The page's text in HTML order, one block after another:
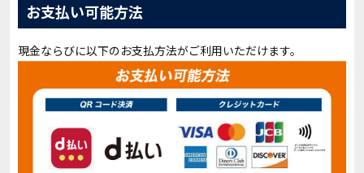
お支払い可能方法
現金ならびに以下のお支払方法がご利用いただけます。